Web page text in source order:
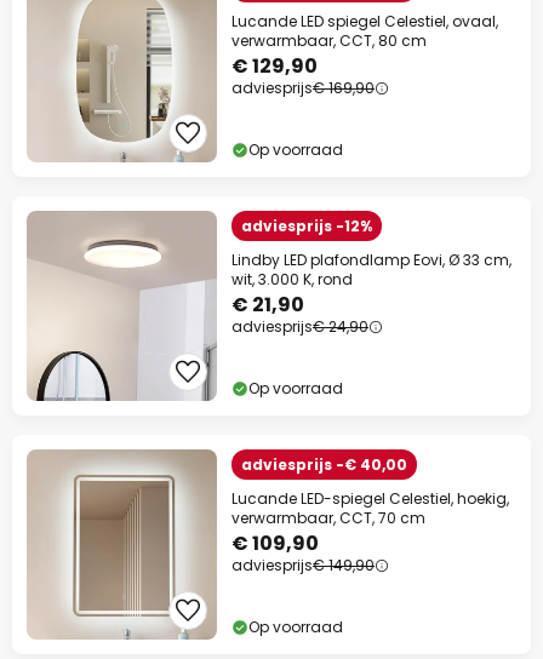
Lucande LED spiegel Celestiel, ovaal,
verwarmbaar, CCT, 80 cm
€ 129,90
adviesprijs€ 169,90
Op voorraad
adviesprijs -12%
Lindby LED plafondlamp Eovi, Ø 33 cm,
wit, 3.000 K, rond
€ 21,90
adviesprijs€ 24,90
Op voorraad
adviesprijs -€ 40,00
Lucande LED-spiegel Celestiel, hoekig,
verwarmbaar, CCT, 70 cm
€ 109,90
adviesprijs€ 149,90
Op voorraad